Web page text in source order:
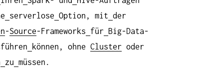
serverlose Option, mit der
-Source-Frameworks für
Big-Data-
können, ohne Cluster oder
zu müssen.